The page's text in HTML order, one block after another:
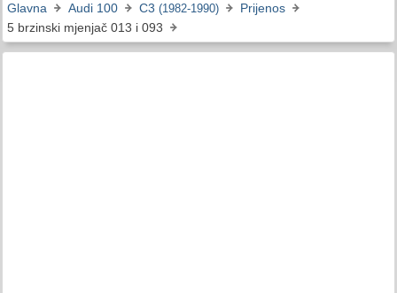
Glavna Audi 100 C3 (1982-1990)
Prijenos
5 brzinski mjenjač 013 i 093